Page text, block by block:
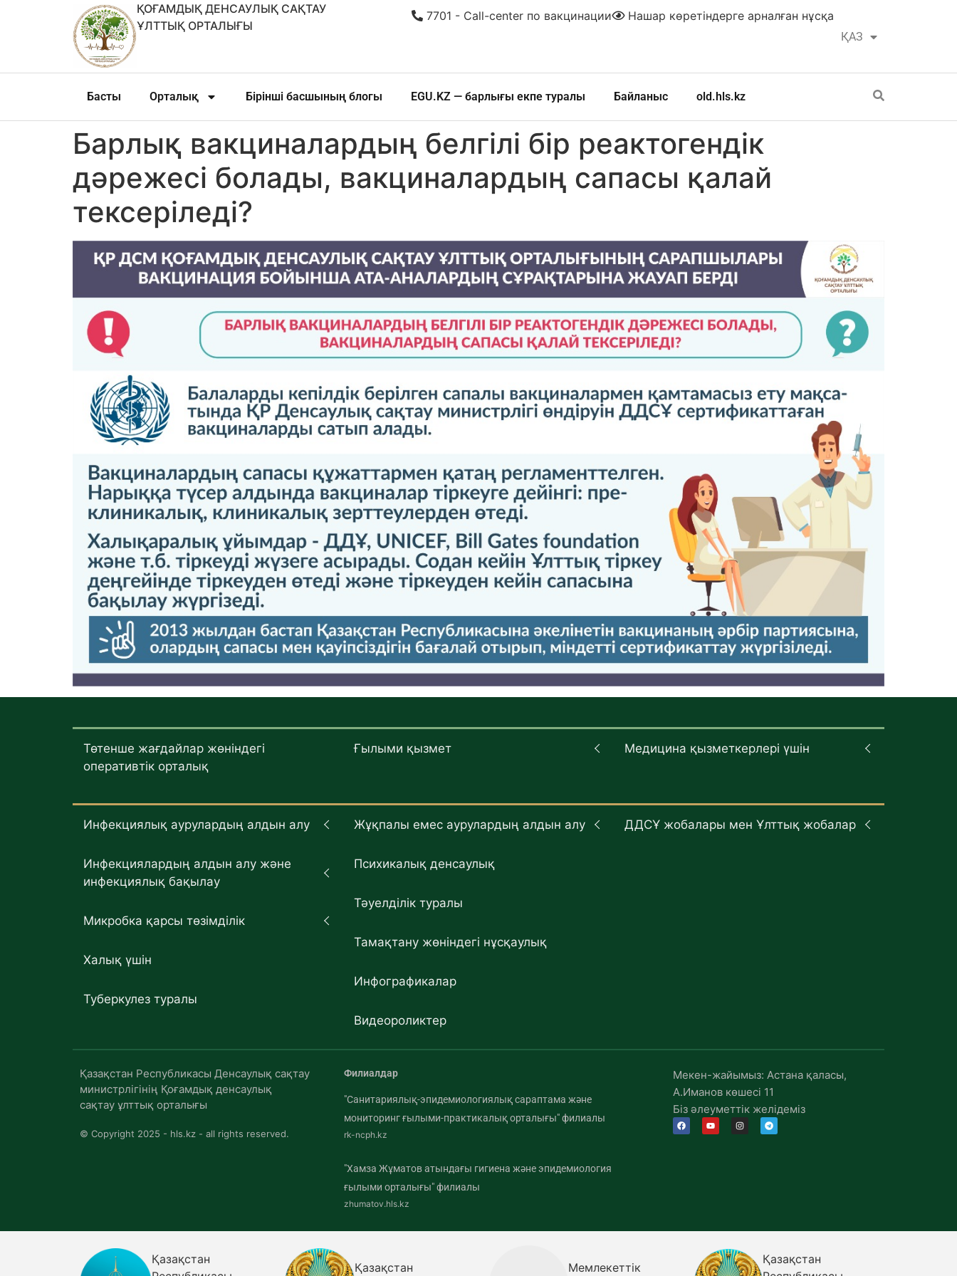
ҚОҒАМДЫҚ ДЕНСАУЛЫҚ САҚТАУ
ҰЛТТЫҚ ОРТАЛЫҒЫ
ҚАЗ
РУС
Нашар көретіндерге арналған нұсқа
7701 - Call-center по вакцинации
Басты Орталық Бірінші басшының блогы EGU.KZ — барлығы екпе туралы Байланыс old.hls.kz
Барлық вакциналардың белгілі бір реактогендік
дәрежесі болады, вакциналардың сапасы қалай
тексеріледі?
Төтенше жағдайлар жөніндегі
оперативтік орталық
Ғылыми қызмет Медицина қызметкерлері үшін
Инфекциялық аурулардың алдын алу
Инфекциялардың алдын алу және
инфекциялық бақылау
Микробка қарсы төзімділік
Халық үшін
Туберкулез туралы
Жұқпалы емес аурулардың алдын алу
Психикалық денсаулық
Тәуелділік туралы
Тамақтану жөніндегі нұсқаулық
Инфографикалар
Видеороликтер
ДДСҰ жобалары мен Ұлттық жобалар
Қазақстан Республикасы Денсаулық сақтау
министрлігінің Қоғамдық денсаулық
сақтау ұлттық орталығы
© Copyright 2025 - hls.kz - all rights reserved.
Филиалдар
"Санитариялық-эпидемиологиялық сараптама және
мониторинг ғылыми-практикалық орталығы" филиалы
rk-ncph.kz
"Хамза Жұматов атындағы гигиена және эпидемиология
ғылыми орталығы" филиалы
zhumatov.hls.kz
Мекен-жайымыз: Астана қаласы,
А.Иманов көшесі 11
Біз әлеуметтік желідеміз
Қазақстан
Қазақстан Мемлекеттік
Қазақстан